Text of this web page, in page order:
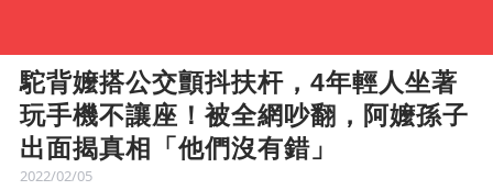
駝背嬤搭公交顫抖扶杆，4年輕人坐著
玩手機不讓座！被全網吵翻，阿嬤孫子
出面揭真相「他們沒有錯」
2022/02/05